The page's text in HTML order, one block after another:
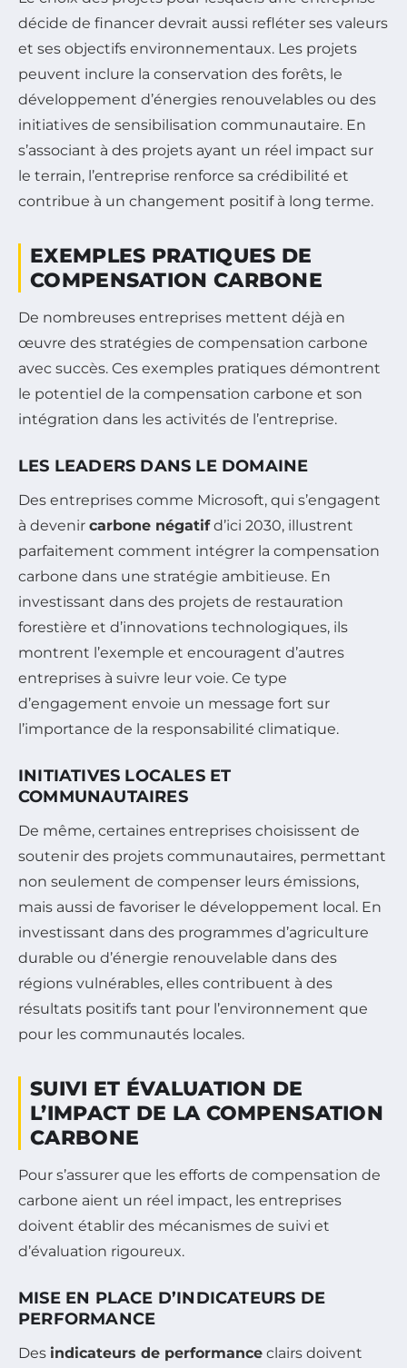
décide de financer devrait aussi refléter ses valeurs
et ses objectifs environnementaux. Les projets
peuvent inclure la conservation des forêts, le
développement d’énergies renouvelables ou des
initiatives de sensibilisation communautaire. En
s’associant à des projets ayant un réel impact sur
le terrain, l’entreprise renforce sa crédibilité et
contribue à un changement positif à long terme.
EXEMPLES PRATIQUES DE
COMPENSATION CARBONE
De nombreuses entreprises mettent déjà en
œuvre des stratégies de compensation carbone
avec succès. Ces exemples pratiques démontrent
le potentiel de la compensation carbone et son
intégration dans les activités de l’entreprise.
LES LEADERS DANS LE DOMAINE
Des entreprises comme Microsoft, qui s’engagent
à devenir carbone négatifd’ici 2030, illustrent
parfaitement comment intégrer la compensation
carbone dans une stratégie ambitieuse. En
investissant dans des projets de restauration
forestière et d’innovations technologiques, ils
montrent l’exemple et encouragent d’autres
entreprises à suivre leur voie. Ce type
d’engagement envoie un message fort sur
l’importance de la responsabilité climatique.
INITIATIVES LOCALES ET
COMMUNAUTAIRES
De même, certaines entreprises choisissent de
soutenir des projets communautaires, permettant
non seulement de compenser leurs émissions,
mais aussi de favoriser le développement local. En
investissant dans des programmes d’agriculture
durable ou d’énergie renouvelable dans des
régions vulnérables, elles contribuent à des
résultats positifs tant pour l’environnement que
pour les communautés locales.
SUIVI ET ÉVALUATION DE
L’IMPACT DE LA COMPENSATION
CARBONE
Pour s’assurer que les efforts de compensation de
carbone aient un réel impact, les entreprises
doivent établir des mécanismes de suivi et
d’évaluation rigoureux.
MISE EN PLACE D’INDICATEURS DE
PERFORMANCE
Des indicateurs de performance clairs doivent